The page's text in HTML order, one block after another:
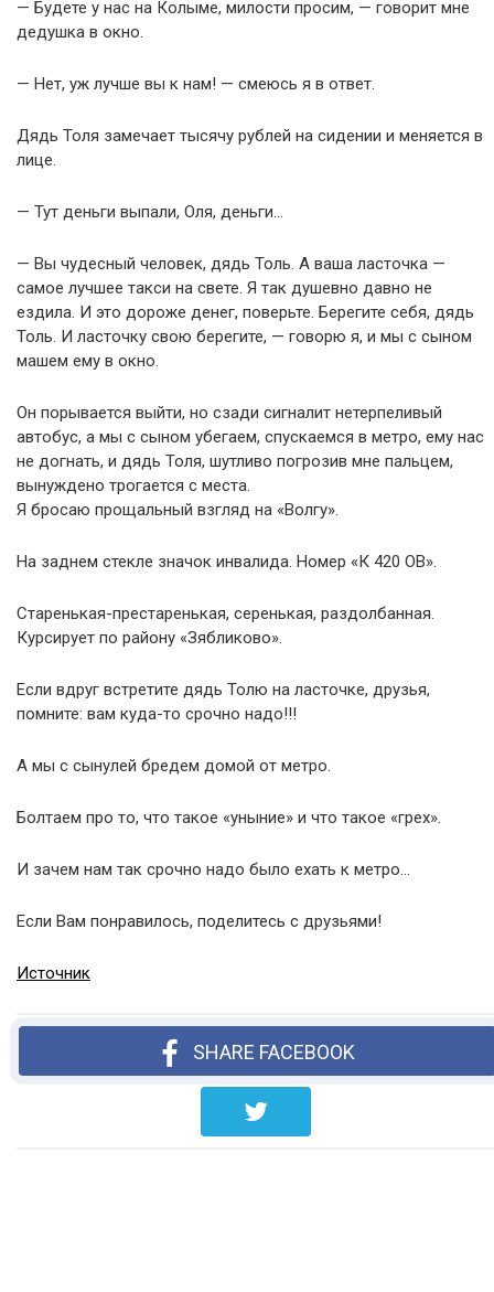
— Будете у нас на Колыме, милости просим, — говорит мне
дедушка в окно.
— Нет, уж лучше вы к нам! — смеюсь я в ответ.
Дядь Толя замечает тысячу рублей на сидении и меняется в
лице.
— Тут деньги выпали, Оля, деньги…
— Вы чудесный человек, дядь Толь. А ваша ласточка —
самое лучшее такси на свете. Я так душевно давно не
ездила. И это дороже денег, поверьте. Берегите себя, дядь
Толь. И ласточку свою берегите, — говорю я, и мы с сыном
машем ему в окно.
Он порывается выйти, но сзади сигналит нетерпеливый
автобус, а мы с сыном убегаем, спускаемся в метро, ему нас
не догнать, и дядь Толя, шутливо погрозив мне пальцем,
вынуждено трогается с места.
Я бросаю прощальный взгляд на «Волгу».
На заднем стекле значок инвалида. Номер «К 420 ОВ».
Старенькая-престаренькая, серенькая, раздолбанная.
Курсирует по району «Зябликово».
Если вдруг встретите дядь Толю на ласточке, друзья,
помните: вам куда-то срочно надо!!!
А мы с сынулей бредем домой от метро.
Болтаем про то, что такое «уныние» и что такое «грех».
И зачем нам так срочно надо было ехать к метро…
Если Вам понравилось, поделитесь с друзьями!
Источник
SHARE FACEBOOK